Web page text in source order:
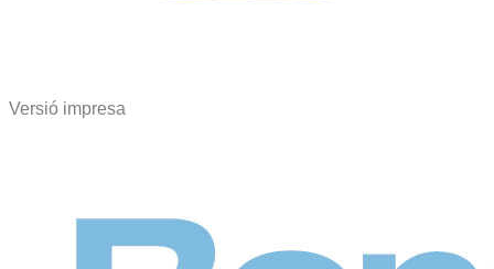
Versió impresa